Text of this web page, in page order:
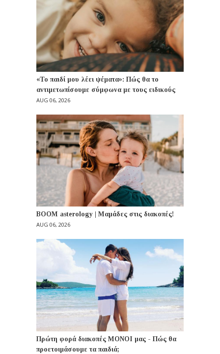
«Το παιδί μου λέει ψέματα»: Πώς θα το
αντιμετωπίσουμε σύμφωνα με τους ειδικούς
AUG 06, 2026
BOOM asterology | Μαμάδες στις διακοπές!
AUG 06, 2026
Πρώτη φορά διακοπές ΜΟΝΟΙ μας - Πώς θα
προετοιμάσουμε τα παιδιά;